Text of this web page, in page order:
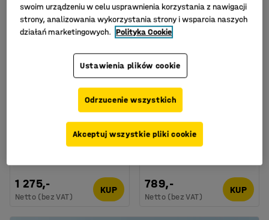
Dostępne w kilku
1600x700x720 mm,
laminat HPL biały,
redukcja hałasu, szary
1 275,-
Netto (bez VAT)
KUP
Dostępne w kilku
wariantach
Stół BORÅS,
1600x700x720 mm,
brzoza laminat, szary
aluminium
Nr art.:34917202
789,-
Netto (bez VAT)
KUP
swoim urządzeniu w celu usprawnienia korzystania z nawigacji
strony, analizowania wykorzystania strony i wsparcia naszych
działań marketingowych. Polityka Cookie
Ustawienia plików cookie
Odrzucenie wszystkich
Akceptuj wszystkie pliki cookie